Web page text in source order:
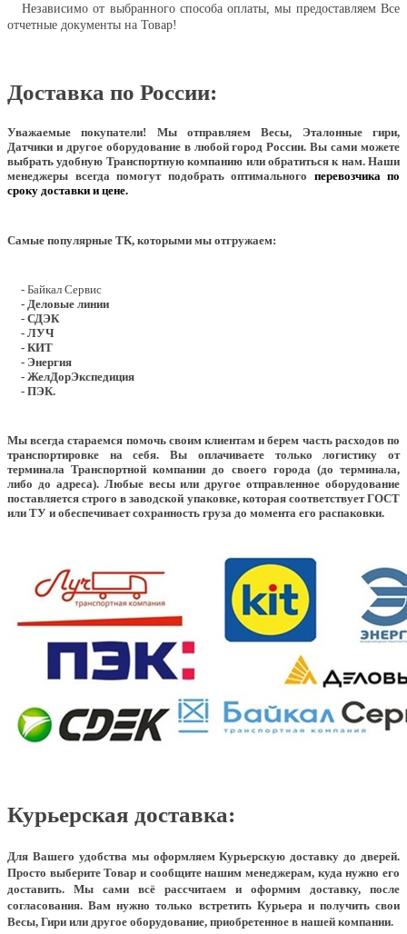
Независимо от выбранного способа оплаты, мы предоставляем Все
отчетные документы на Товар!
Доставка по России:
Уважаемые покупатели! Мы отправляем Весы, Эталонные гири,
Датчики и другое оборудование в любой город России. Вы сами можете
выбрать удобную Транспортную компанию или обратиться к нам. Наши
менеджеры всегда помогут подобрать оптимального перевозчика по
сроку доставки и цене.
Самые популярные ТК, которыми мы отгружаем:
- Байкал Сервис
- Деловые линии
- СДЭК
- ЛУЧ
- КИТ
- Энергия
- ЖелДорЭкспедиция
- ПЭК.
Мы всегда стараемся помочь своим клиентам и берем часть расходов по
транспортировке на себя. Вы оплачиваете только логистику от
терминала Транспортной компании до своего города (до терминала,
либо до адреса). Любые весы или другое отправленное оборудование
поставляется строго в заводской упаковке, которая соответствует ГОСТ
или ТУ и обеспечивает сохранность груза до момента его распаковки.
Курьерская доставка:
Для Вашего удобства мы оформляем Курьерскую доставку до дверей.
Просто выберите Товар и сообщите нашим менеджерам, куда нужно его
доставить. Мы сами всё рассчитаем и оформим доставку, после
согласования. Вам нужно только встретить Курьера и получить свои
Весы, Гири или другое оборудование, приобретенное в нашей компании.